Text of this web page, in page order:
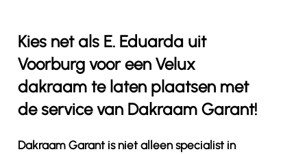
Contact
Kies net als E. Eduarda uit
Voorburg voor een Velux
dakraam te laten plaatsen met
de service van Dakraam Garant!
Dakraam Garant is niet alleen specialist in